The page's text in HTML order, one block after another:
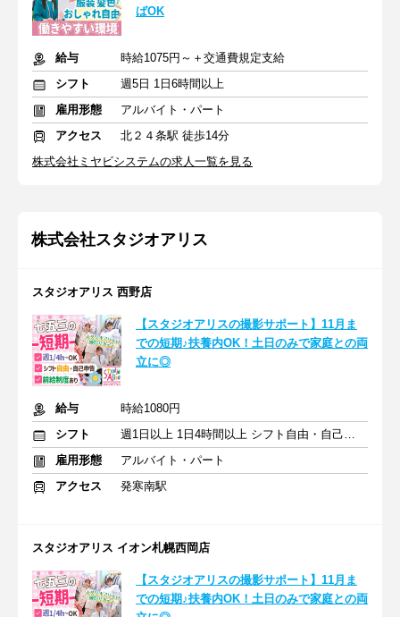
ばOK
給与
時給1075円～＋交通費規定支給
シフト
週5日 1日6時間以上
雇用形態
アルバイト・パート
アクセス
北２４条駅 徒歩14分
株式会社ミヤビシステムの求人一覧を見る
株式会社スタジオアリス
スタジオアリス 西野店
【スタジオアリスの撮影サポート】11月ま
での短期♪扶養内OK！土日のみで家庭との両
立に◎
給与
時給1080円
シフト
週1日以上 1日4時間以上 シフト自由・自己申告
雇用形態
アルバイト・パート
アクセス
発寒南駅
スタジオアリス イオン札幌西岡店
【スタジオアリスの撮影サポート】11月ま
での短期♪扶養内OK！土日のみで家庭との両